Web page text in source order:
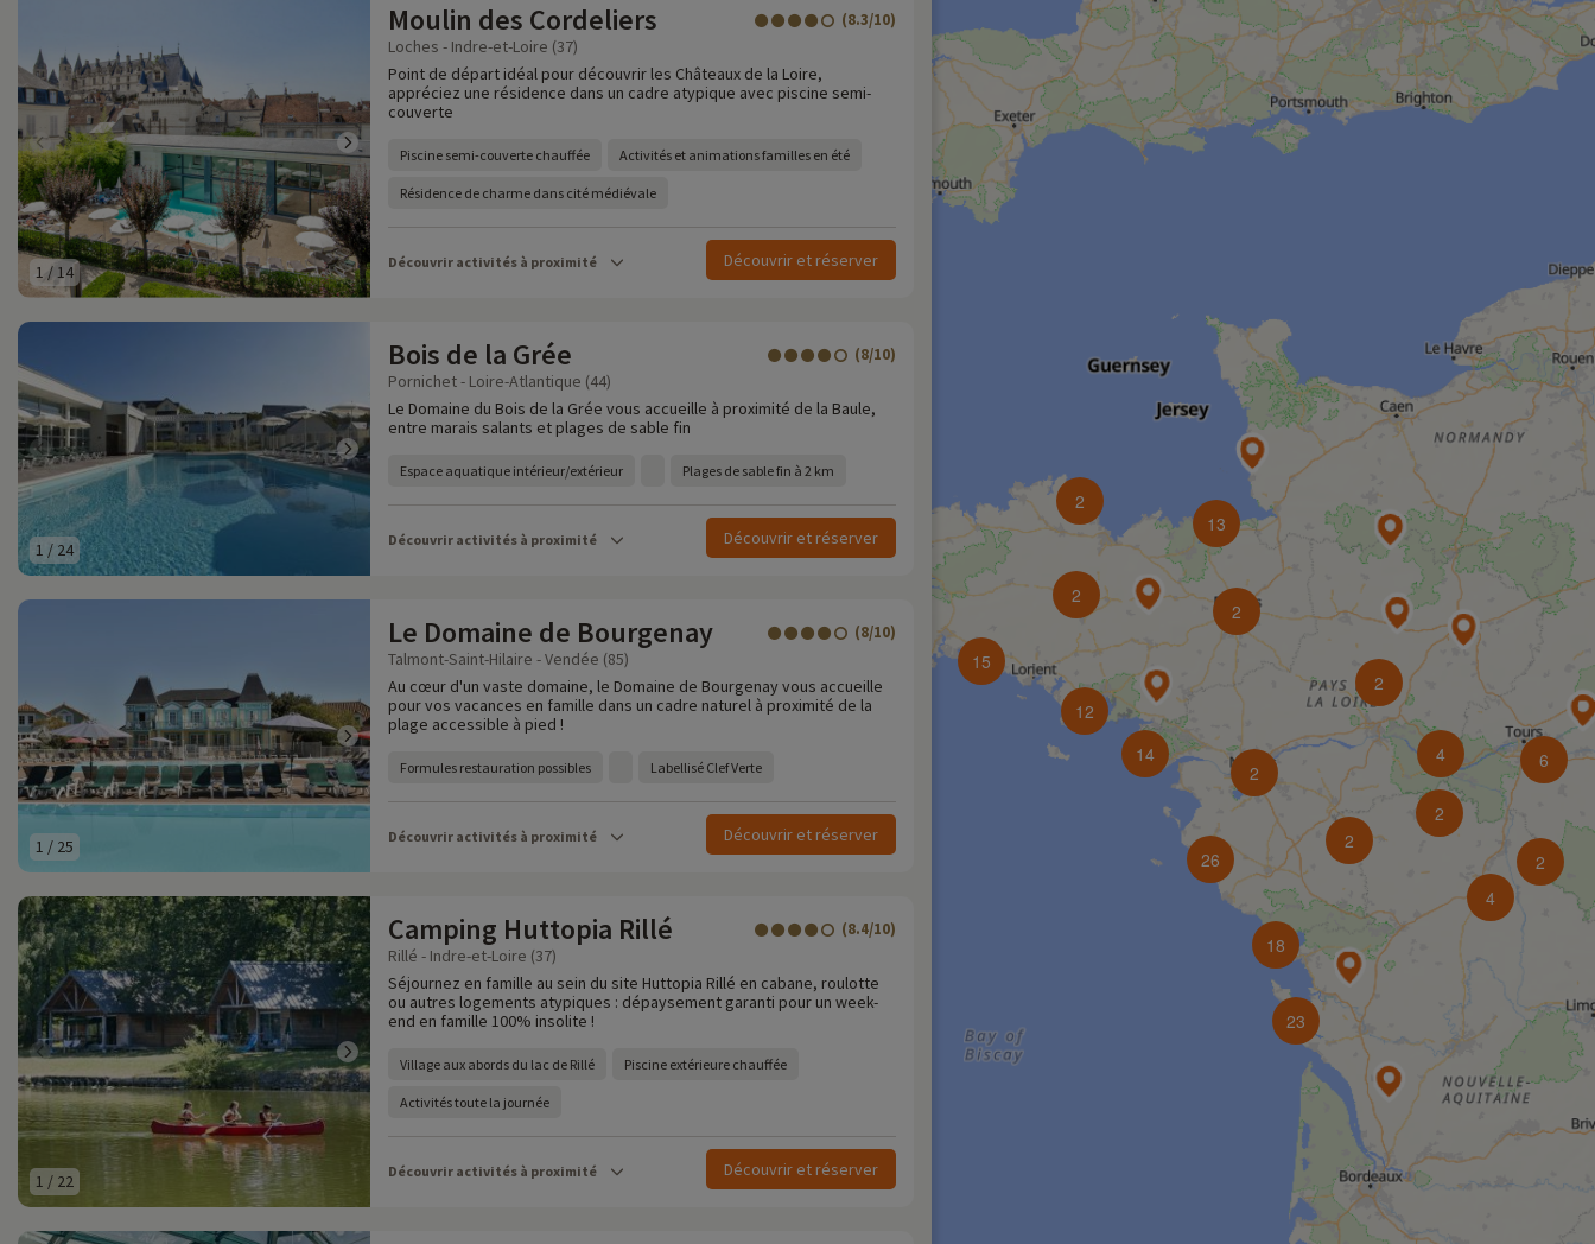
1 /14
Moulin des Cordeliers (8.3/10)
Loches - Indre-et-Loire (37)
Point de départ idéal pour découvrir les Châteaux de la Loire,
appréciez une résidence dans un cadre atypique avec piscine semi-
couverte
Piscine semi-couverte chauffée Activités et animations familles en été
Résidence de charme dans cité médiévale
Découvrir activités à proximité Découvrir et réserver
1 / 24
Bois de la Grée (8/10)
Pornichet - Loire-Atlantique (44)
Le Domaine du Bois de la Grée vous accueille à proximité de la Baule,
entre marais salants et plages de sable fin
Espace aquatique intérieur/extérieur Plages de sable fin à 2 km
Découvrir activités à proximité Découvrir et réserver
1 / 25
Le Domaine de Bourgenay (8/10)
Talmont-Saint-Hilaire - Vendée (85)
Au cœur d'un vaste domaine, le Domaine de Bourgenay vous accueille
pour vos vacances en famille dans un cadre naturel à proximité de la
plage accessible à pied !
Formules restauration possibles Labellisé Clef Verte
Découvrir activités à proximité Découvrir et réserver
1 / 22
Camping Huttopia Rillé (8.4/10)
Rillé - Indre-et-Loire (37)
Séjournez en famille au sein du site Huttopia Rillé en cabane, roulotte
ou autres logements atypiques : dépaysement garanti pour un week-
end en famille 100% insolite !
Village aux abords du lac de Rillé Piscine extérieure chauffée
Activités toute la journée
Découvrir activités à proximité Découvrir et réserver
4
6
4
2
2
2
26
23
14
18
15
13
12
2
2
2
2
2